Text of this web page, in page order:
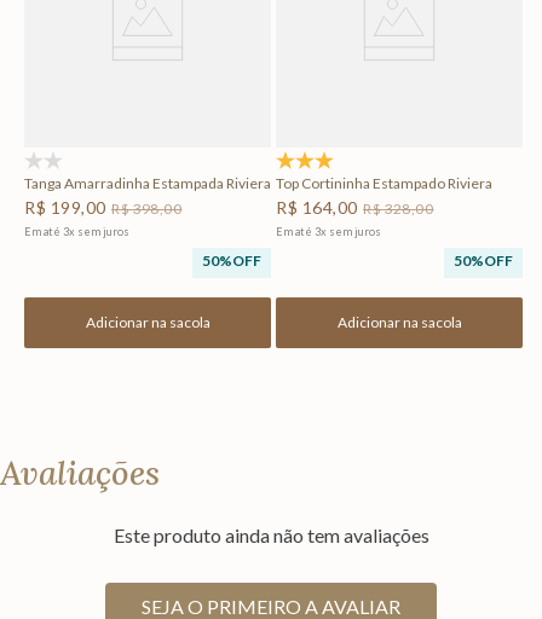
Tanga Amarradinha Estampada Riviera
R$ 199,00 R$398,00
Em até 3x sem juros
50%OFF
Adicionar na sacola
Top Cortininha Estampado Riviera
R$ 164,00 R$328,00
Em até 3x sem juros
50%OFF
Adicionar na sacola
Avaliações
Este produto ainda não tem avaliações
SEJA O PRIMEIRO A AVALIAR